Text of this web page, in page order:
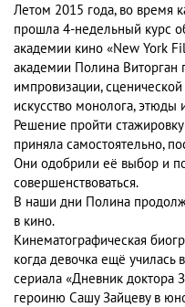
Летом 2015 года, во время
прошла 4-недельный курс
академии кино «New York
академии Полина Виторган
импровизации,
искусство монолога, этюды
Решение пройти
приняла самостоятельно,
Они одобрили её выбор и
совершенствоваться.
В наши дни Полина
в кино.
Кинематографическая
когда девочка ещё
сериала «Дневник доктора
героиню Сашу Зайцеву в